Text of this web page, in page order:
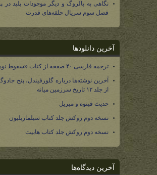
نگاهی به بالروگ و دیگر موجودات پلید
فصل سوم سریال حلقه‌های قدرت
آخرین دانلودها
ترجمه فارسی ۴۰ صفحه از کتاب «سقوط نومه‌نور»
آخرین نوشته‌ها درباره گلورفیندل، پنج
از جلد ۱۲ تاریخ سرزمین میانه
حدیث فینوه و میریل
نسخه دوم روکش جلد کتاب سیلماریلیون
نسخه دوم روکش جلد کتاب هابیت
آخرین دیدگاه‌ها